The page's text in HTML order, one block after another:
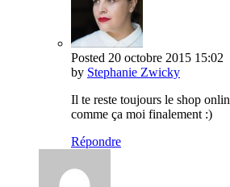
Posted 20 octobre 2015 15:02
by Stephanie Zwicky
Il te reste toujours le shop
comme ça moi finalement :)
Répondre